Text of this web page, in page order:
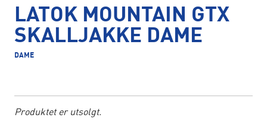
LATOK MOUNTAIN GTX
SKALLJAKKE DAME
DAME
Produktet er utsolgt.